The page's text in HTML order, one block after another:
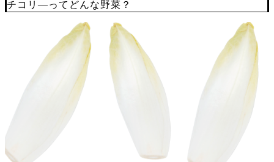
チコリ―ってどんな野菜？